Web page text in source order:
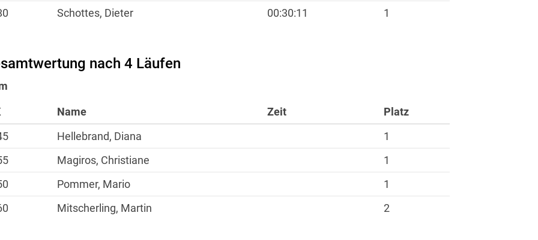
Schottes, Dieter 00:30:11 1
nach 4 Läufen
Name Zeit
Platz
Hellebrand, Diana
1
Magiros, Christiane
1
Pommer, Mario
1
Mitscherling, Martin 2